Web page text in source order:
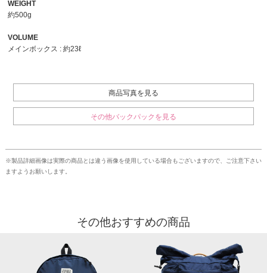
WEIGHT
約500g
VOLUME
メインボックス : 約23ℓ
商品写真を見る
その他バックパックを見る
※製品詳細画像は実際の商品とは違う画像を使用している場合もございますので、ご注意下さい
ますようお願いします。
その他おすすめの商品